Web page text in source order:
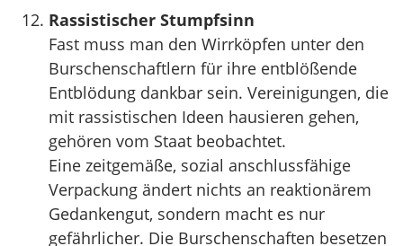
Rassistischer Stumpfsinn
Fast muss man den Wirrköpfen unter den
Burschenschaftlern für ihre entblößende
Entblödung dankbar sein. Vereinigungen, die
mit rassistischen Ideen hausieren gehen,
gehören vom Staat beobachtet.
Eine zeitgemäße, sozial anschlussfähige
Verpackung ändert nichts an reaktionärem
Gedankengut, sondern macht es nur
gefährlicher. Die Burschenschaften besetzen